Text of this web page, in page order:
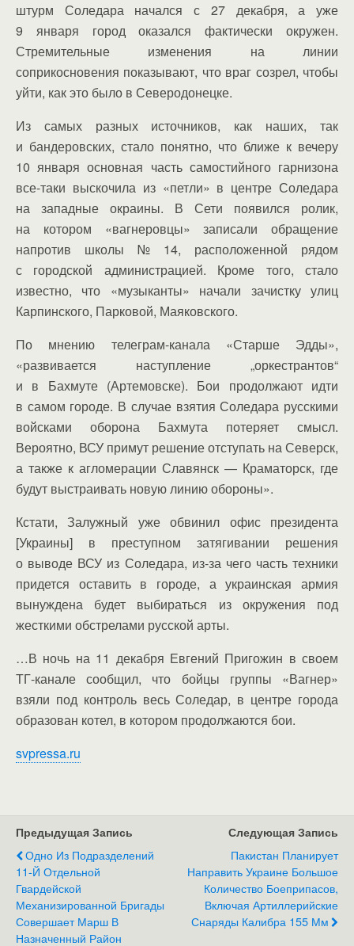
штурм Соледара начался с 27 декабря, а уже
9 января город оказался фактически окружен.
Стремительные изменения на линии
соприкосновения показывают, что враг созрел, чтобы
уйти, как это было в Северодонецке.
Из самых разных источников, как наших, так
и бандеровских, стало понятно, что ближе к вечеру
10 января основная часть самостийного гарнизона
все-таки выскочила из «петли» в центре Соледара
на западные окраины. В Сети появился ролик,
на котором «вагнеровцы» записали обращение
напротив школы № 14, расположенной рядом
с городской администрацией. Кроме того, стало
известно, что «музыканты» начали зачистку улиц
Карпинского, Парковой, Маяковского.
По мнению телеграм-канала «Старше Эдды»,
«развивается наступление „оркестрантов“
и в Бахмуте (Артемовске). Бои продолжают идти
в самом городе. В случае взятия Соледара русскими
войсками оборона Бахмута потеряет смысл.
Вероятно, ВСУ примут решение отступать на Северск,
а также к агломерации Славянск — Краматорск, где
будут выстраивать новую линию обороны».
Кстати, Залужный уже обвинил офис президента
[Украины] в преступном затягивании решения
о выводе ВСУ из Соледара, из-за чего часть техники
придется оставить в городе, а украинская армия
вынуждена будет выбираться из окружения под
жесткими обстрелами русской арты.
…В ночь на 11 декабря Евгений Пригожин в своем
ТГ-канале сообщил, что бойцы группы «Вагнер»
взяли под контроль весь Соледар, в центре города
образован котел, в котором продолжаются бои.
svpressa.ru
Предыдущая Запись
Одно Из Подразделений
11-Й Отдельной
Гвардейской
Механизированной Бригады
Совершает Марш В
Назначенный Район
Следующая Запись
Пакистан Планирует
Направить Украине Большое
Количество Боеприпасов,
Включая Артиллерийские
Снаряды Калибра 155 Мм